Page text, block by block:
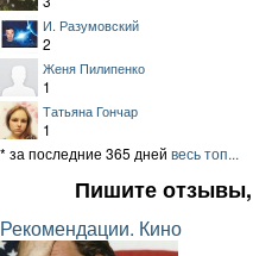
И. Разумовский
2
Женя Пилипенко
1
Татьяна Гончар
1
* за последние 365 дней весь топ...
Пишите отзывы,
Рекомендации. Кино